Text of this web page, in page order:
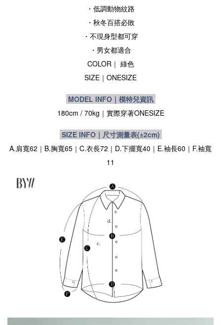
・低調動物紋路
・秋冬百搭必敗
・不現身型都可穿
・男女都適合
COLOR｜ 綠色
SIZE ｜ ONESIZE
MODEL INFO｜模特兒資訊
180cm / 70kg｜實際穿著ONESIZE
SIZE INFO｜尺寸測量表(±2cm)
A.肩寬62｜B.胸寬65｜C.衣長72｜D.下擺寬40｜E.袖長60｜F.袖寬
11